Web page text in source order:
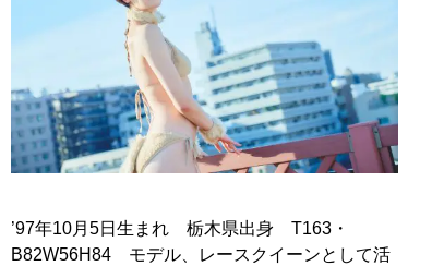
’97年10月5日生まれ 栃木県出身 T163・
B82W56H84 モデル、レースクイーンとして活